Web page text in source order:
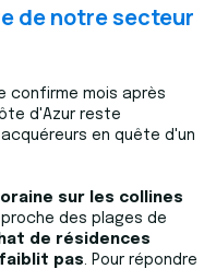
de notre secteur
confirme mois après
d'Azur reste
en quête d'un
sur les collines
des plages de
de résidences
pas . Pour répondre